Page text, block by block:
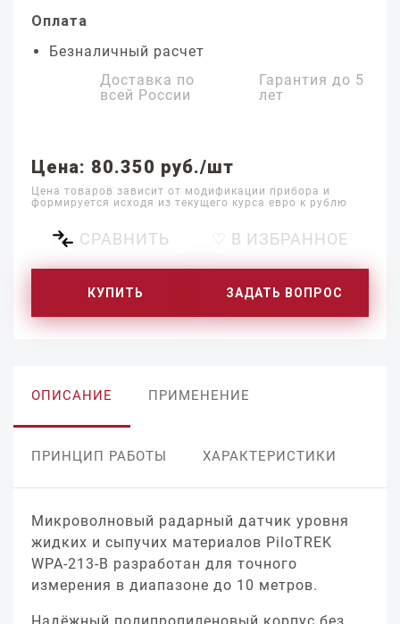
Оплата
Безналичный расчет
Доставка по
всей России
Гарантия до 5
лет
Цена: 80.350 руб./шт
Цена товаров зависит от модификации прибора и
формируется исходя из текущего курса евро к рублю
СРАВНИТЬ ♡ В ИЗБРАННОЕ
КУПИТЬ ЗАДАТЬ ВОПРОС
ОПИСАНИЕ ПРИМЕНЕНИЕ
ПРИНЦИП РАБОТЫ ХАРАКТЕРИСТИКИ
Микроволновый радарный датчик уровня
жидких и сыпучих материалов PiloTREK
WPA-213-B разработан для точного
измерения в диапазоне до 10 метров.